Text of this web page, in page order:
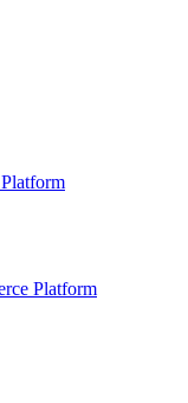
Platform